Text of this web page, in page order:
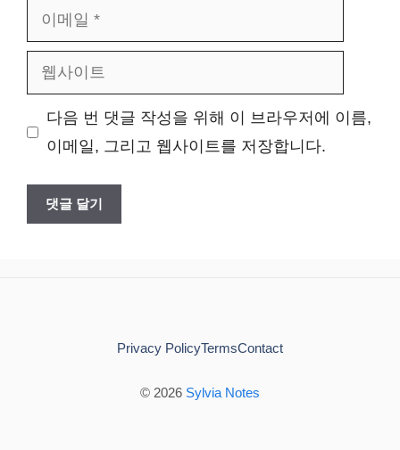
메
사
다음 번 댓글 작성을 위해 이 브라우저에 이름,
이메일, 그리고 웹사이트를 저장합니다.
© 2026 Sylvia Notes
Privacy PolicyTermsContact